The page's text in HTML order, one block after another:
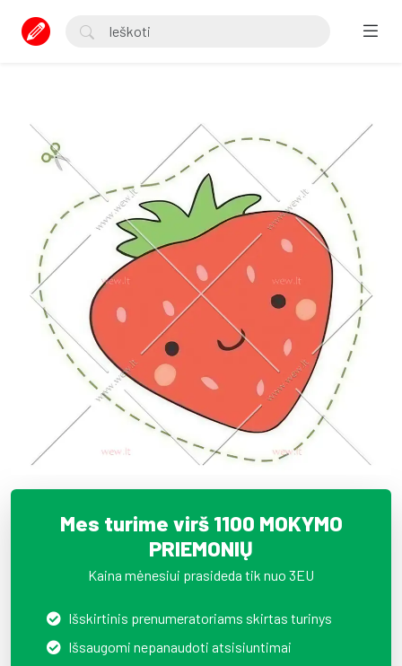
Mes turime virš 1100 MOKYMO
PRIEMONIŲ
Kaina mėnesiui prasideda tik nuo 3EU
Išskirtinis prenumeratoriams skirtas turinys
Išsaugomi nepanaudoti atsisiuntimai